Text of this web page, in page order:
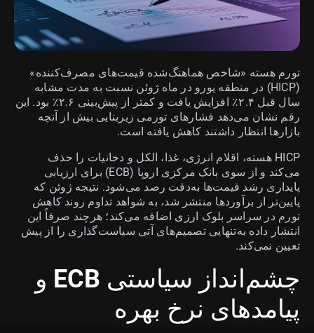
تورم هسته «شاخص هماهنگ‌شده قیمت‌های مصرف‌کننده»
(HICP) در منطقه یورو در ماه ژوئن نسبت به مدت مشابه
سال قبل ۲.۴٪ افزایش یافت و کمتر از پیش‌بینی ۲.۶٪ بود. این
رقم نشان می‌دهد فشارهای تورمی زیربنایی بیش از آنچه
بازارها انتظار داشتند کاهش یافته است.
HICP هسته، اقلام انرژی، غذا، الکل و دخانیات را حذف
می‌کند و از سوی بانک مرکزی اروپا (ECB) برای ارزیابی
پایداری رشد قیمت‌ها به‌دقت رصد می‌شود. نتیجه ژوئن که
پایین‌تر از برآوردها منتشر شد، به شواهد تداوم روند کاهش
تورم در سراسر بلوک ارزی اضافه می‌کند؛ هرچند صرفاً این
انتشار داده به‌تنهایی تصمیم‌های آتی سیاست‌گذاری را از پیش
تعیین نمی‌کند.
چشم‌انداز سیاستی ECB و
پیامدهای نرخ بهره